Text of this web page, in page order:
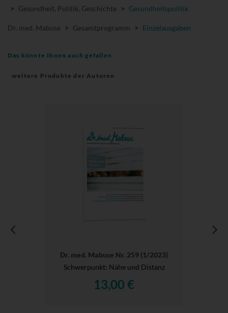
> Gesundheit, Politik, Geschichte > Gesundheitspolitik
Dr. med. Mabuse > Gesamtprogramm > Einzelausgaben
Das könnte Ihnen auch gefallen
weitere Produkte der Autoren
Dr. med. Mabuse Nr. 259 (1/2023)
Schwerpunkt: Nähe und Distanz
13,00 €